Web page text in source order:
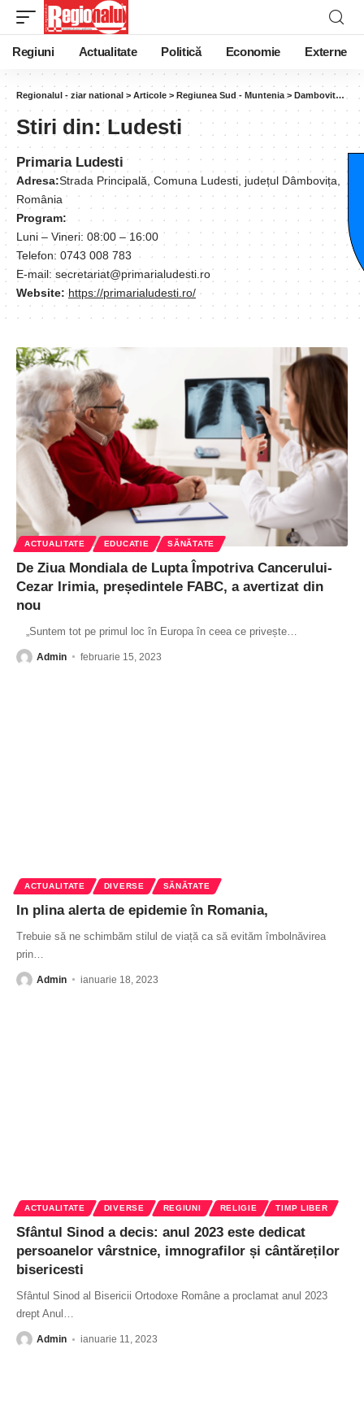
Regiuni Actualitate Politică Economie Externe
Regionalul - ziar national > Articole > Regiunea Sud - Muntenia > Dambovita >
Stiri din:Ludesti
Primaria Ludesti
Adresa:Strada Principală, Comuna Ludesti, județul Dâmbovița,
România
Program:
Luni – Vineri: 08:00 – 16:00
Telefon: 0743 008 783
E-mail: secretariat@primarialudesti.ro
Website: https://primarialudesti.ro/
ACTUALITATE EDUCATIE SĂNĂTATE
De Ziua Mondiala de Lupta Împotriva Cancerului-
Cezar Irimia, președintele FABC, a avertizat din
nou
„Suntem tot pe primul loc în Europa în ceea ce privește
Admin februarie 15, 2023
ACTUALITATE DIVERSE SĂNĂTATE
In plina alerta de epidemie în Romania,
Trebuie să ne schimbăm stilul de viață ca să evităm îmbolnăvirea
prin
Admin ianuarie 18, 2023
ACTUALITATE DIVERSE REGIUNI RELIGIE TIMP LIBER
Sfântul Sinod a decis: anul 2023 este dedicat
persoanelor vârstnice, imnografilor și cântăreților
bisericesti
Sfântul Sinod al Bisericii Ortodoxe Române a proclamat anul 2023
drept Anul …
Admin ianuarie 11, 2023